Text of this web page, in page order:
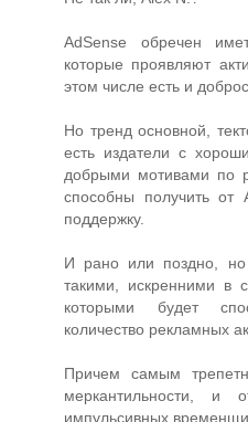
AdSense обречен
которые проявляют
этом числе есть и
Но тренд основной,
есть издатели с
добрыми мотивами по
способны получить от
поддержку.
И рано или поздно, но
такими, искренними в
которыми будет
количество рекламных
Причем самым
меркантильности, и
импульсивных